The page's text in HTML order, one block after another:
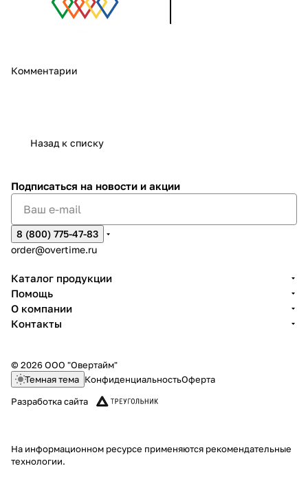
Комментарии
Назад к списку
Подписаться на новости и акции
8 (800) 775-47-83
order@overtime.ru
Каталог продукции
Помощь
О компании
Контакты
© 2026 ООО "Овертайм"
Темная тема КонфиденциальностьОферта
Разработка сайта
На информационном ресурсе применяются рекомендательные
технологии.